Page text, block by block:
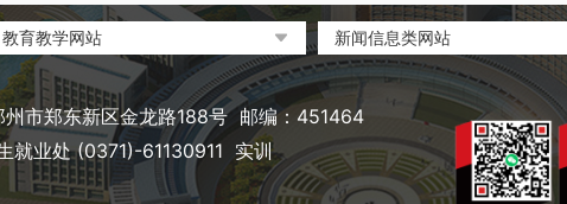
教育教学网站
教育部政府门户网站
中国职业教育与成人教育网
河南省教育厅
河南省职业教育与成人教育网
新闻信息类网站
环球网
网易
市郑东新区金龙路188号 邮编：451464
就业处 (0371)-61130911 实训